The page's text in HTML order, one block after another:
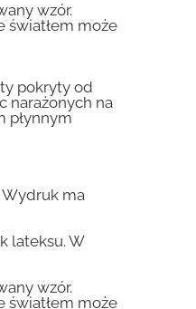
wzór.
światłem może
pokryty od
narażonych na
płynnym
Wydruk ma
lateksu. W
wzór.
światłem może